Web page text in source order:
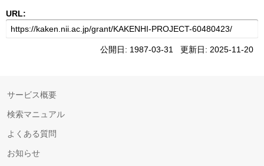
URL:
公開日: 1987-03-31 更新日: 2025-11-20
サービス概要
検索マニュアル
よくある質問
お知らせ